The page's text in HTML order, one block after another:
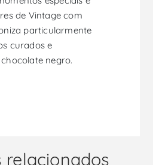
de Vintage com
particularmente
curados e
negro.
relacionados